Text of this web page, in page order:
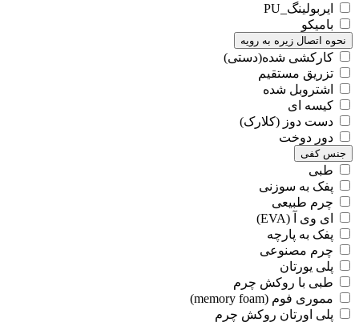
ایربولینگ_PU
بامیکو
نحوه اتصال زیره به رویه
کارکشی شده(دستی)
تزریق مستقیم
اشتروبل شده
کیسه ای
دست دوز (کلارک)
دور دوخت
جنس کفی
طبی
پفک به سوزنی
چرم طبیعی
ای وی آ (EVA)
پفک به پارچه
چرم مصنوعی
پلی یورتان
طبی با روکش چرم
مموری فوم (memory foam)
پلی اورتان روکش چرم